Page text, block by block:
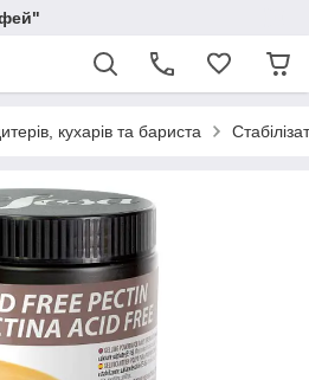
кухарів та бариста